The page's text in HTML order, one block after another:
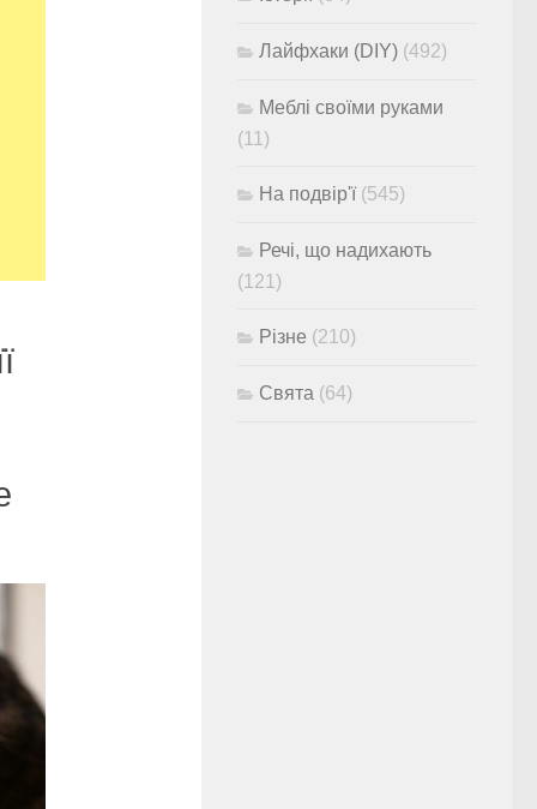
Лайфхаки (DIY) (492)
Меблі своїми руками
(11)
На подвір'ї(545)
Речі, що надихають
(121)
Різне (210)
Свята (64)